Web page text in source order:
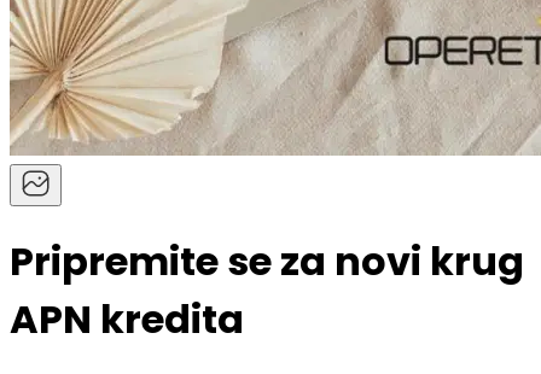
Pripremite se za novi krug
APN kredita